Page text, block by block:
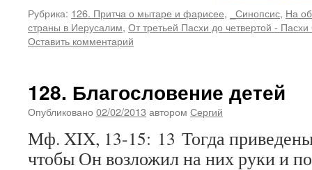
Рубрика: 126. Притча о мытаре и фарисее, _Синопсис, На
страны в Иерусалим, От третьей Пасхи до четвертой -
Оставить комментарий
128. Благословение детей
Опубликовано 02/02/2013 автором Сергий
Мф. XIX, 13-15: 13 Тогда
чтобы Он возложил на них руки и